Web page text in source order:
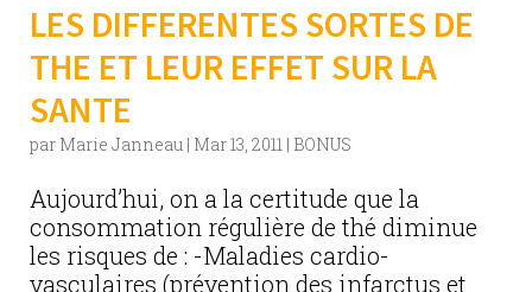
LES DIFFERENTES SORTES DE
THE ET LEUR EFFET SUR LA
SANTE
par Marie Janneau | Mar 13, 2011 | BONUS
Aujourd’hui, on a la certitude que la
consommation régulière de thé diminue
les risques de : -Maladies cardio-
vasculaires (prévention des infarctus et